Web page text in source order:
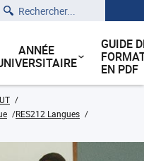
ANNÉE
GUIDE
EN PDF
RES212 Langues